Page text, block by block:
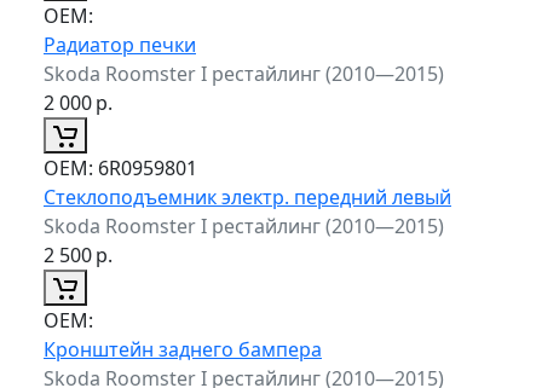
ОЕМ:
Радиатор печки
Skoda Roomster I рестайлинг (2010—2015)
2 000р.
ОЕМ: 6R0959801
Стеклоподъемник электр. передний левый
Skoda Roomster I рестайлинг (2010—2015)
2 500р.
ОЕМ:
Кронштейн заднего бампера
Skoda Roomster I рестайлинг (2010—2015)